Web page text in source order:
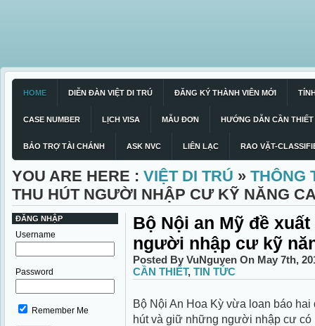
HOME DIỄN ĐÀN VIỆT DI TRÚ ĐĂNG KÝ THÀNH VIÊN MỚI
CASE NUMBER LỊCH VISA MẪU ĐƠN HƯỚNG DẪN CẦN THIẾT
BẢO TRỢ TÀI CHÁNH ASK NVC LIÊN LẠC RAO VẶT-
YOU ARE HERE : VIỆT DI TRÚ » THÔNG
THU HÚT NGƯỜI NHẬP CƯ KỸ NĂNG
ĐĂNG NHẬP
Username
Password
Remember Me
Bộ Nội an Mỹ đề
người nhập cư kỹ
Posted By VuNguyen On May 7th,
CẦN THIẾT, TIN TỨC
Bộ Nội An Hoa Kỳ vừa loan báo
hút và giữ những người nhập cư có